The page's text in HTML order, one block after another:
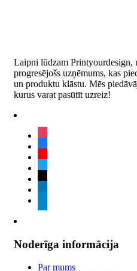
Laipni lūdzam Printyourdesign,
progresējošs uzņēmums, kas
un produktu klāstu. Mēs
kurus varat pasūtīt uzreiz!
Noderīga informācija
Par mums